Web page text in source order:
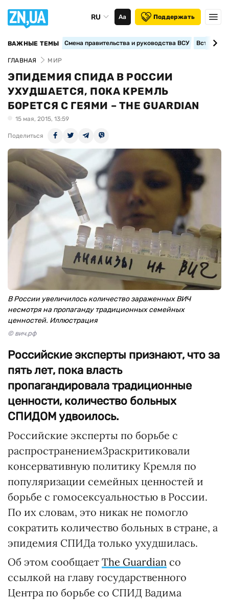
RU Аа Поддержать
ВАЖНЫЕ ТЕМЫ Смена правительства и руководства ВСУ
ГЛАВНАЯ МИР
ЭПИДЕМИЯ СПИДА В РОССИИ
УХУДШАЕТСЯ, ПОКА КРЕМЛЬ
БОРЕТСЯ С ГЕЯМИ – THE GUARDIAN
15 мая, 2015, 13:59
Поделиться
В России увеличилось количество зараженных ВИЧ
несмотря на пропаганду традиционных семейных
ценностей. Иллюстрация
© вич.рф
Российские эксперты признают, что за
пять лет, пока власть
пропагандировала традиционные
ценности, количество больных
СПИДОМ удвоилось.
Российские эксперты по борьбе с
распространением3раскритиковали
консервативную политику Кремля по
популяризации семейных ценностей и
борьбе с гомосексуальностью в России.
По их словам, это никак не помогло
сократить количество больных в стране, а
эпидемия СПИДа только ухудшилась.
Об этом сообщает The Guardian со
ссылкой на главу государственного
Центра по борьбе со СПИД Вадима